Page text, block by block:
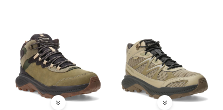
Marcas
Novedades